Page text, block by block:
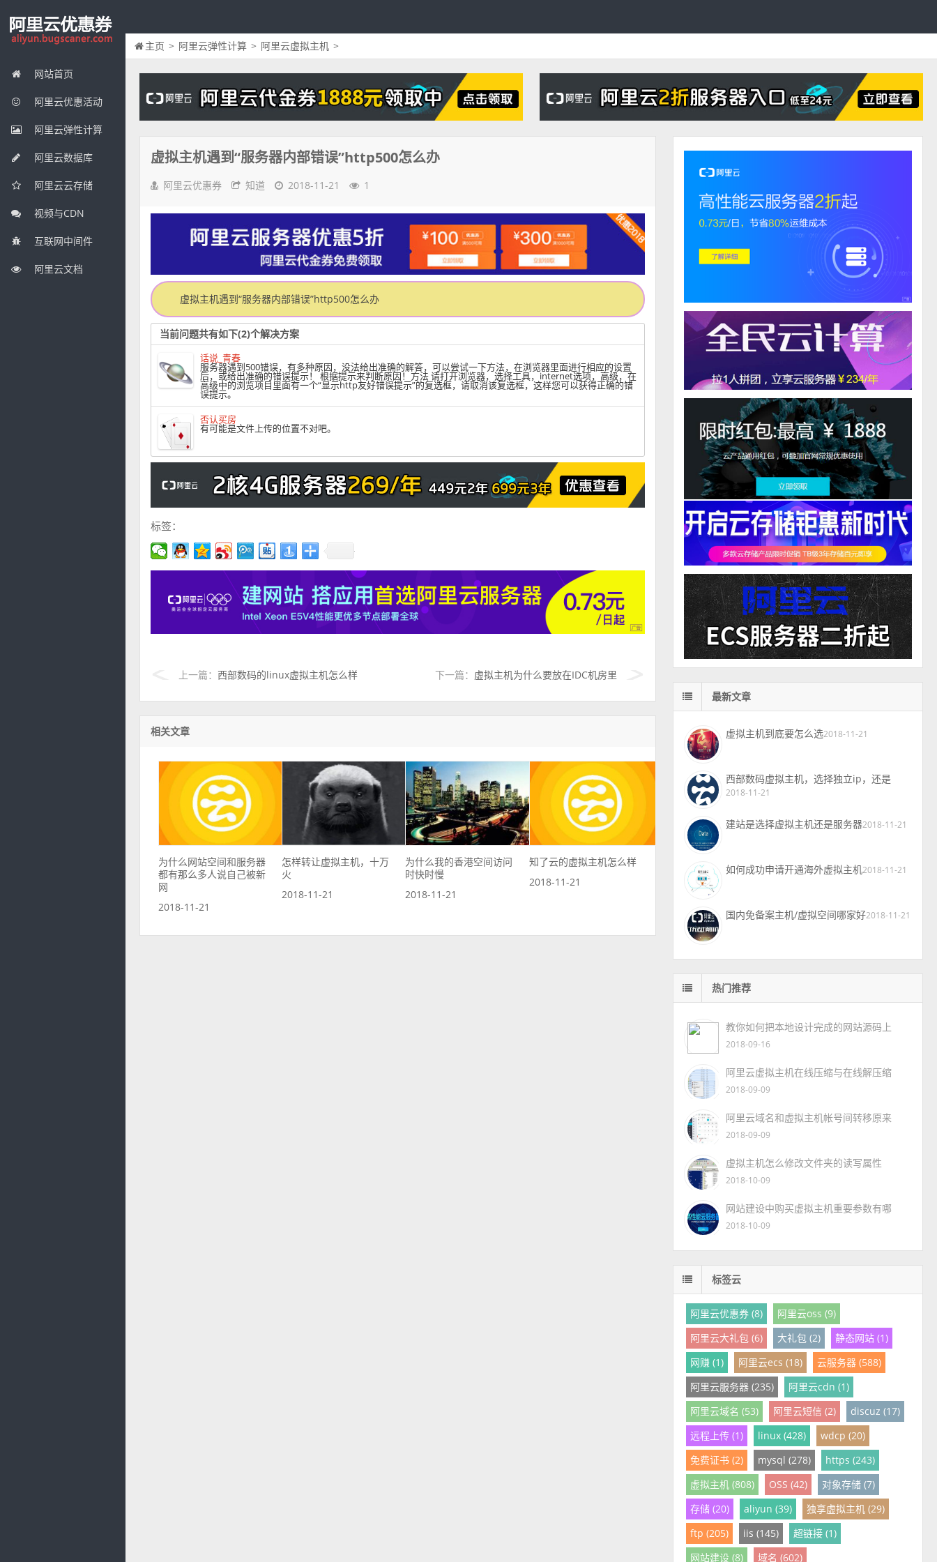
网站首页
阿里云优惠活动
阿里云弹性计算
阿里云数据库
阿里云云存储
视频与CDN
互联网中间件
阿里云文档
主页 > 阿里云弹性计算 > 阿里云虚拟主机 >
虚拟主机遇到“服务器内部错误”http500怎么办
阿里云优惠券 知道 2018-11-21 1
虚拟主机遇到“服务器内部错误”http500怎么办
当前问题共有如下(2)个解决方案
话说_青春
服务器遇到500错误，有多种原因，没法给出准确的解答，可以尝试一下方法，在浏览器里面进行相应的设置
后，或给出准确的错误提示！ 根据提示来判断原因！方法 请打开浏览器，选择工具，internet选项，高级，在
高级中的浏览项目里面有一个“显示http友好错误提示”的复选框，请取消该复选框，这样您可以获得正确的错
误提示。
否认买房
有可能是文件上传的位置不对吧。
标签：
上一篇： 西部数码的linux虚拟主机怎么样 下一篇： 虚拟主机为什么要放在IDC机房里
相关文章
为什么网站空间和服务器
都有那么多人说自己被新
网
2018-11-21
怎样转让虚拟主机，十万
火
2018-11-21
为什么我的香港空间访问
时快时慢
2018-11-21
知了云的虚拟主机怎么样
2018-11-21
最新文章
虚拟主机到底要怎么选2018-11-21
西部数码虚拟主机，选择独立ip，还是
2018-11-21
建站是选择虚拟主机还是服务器2018-11-21
如何成功申请开通海外虚拟主机2018-11-21
国内免备案主机/虚拟空间哪家好2018-11-21
热门推荐
教你如何把本地设计完成的网站源码上
2018-09-16
阿里云虚拟主机在线压缩与在线解压缩
2018-09-09
阿里云域名和虚拟主机帐号间转移原来
2018-09-09
虚拟主机怎么修改文件夹的读写属性
2018-10-09
网站建设中购买虚拟主机重要参数有哪
2018-10-09
标签云
阿里云优惠券 (8)
阿里云oss (9)
阿里云大礼包 (6)
大礼包 (2)
静态网站 (1)
网赚 (1)
阿里云ecs (18)
云服务器 (588)
阿里云服务器 (235)
阿里云cdn (1)
阿里云域名 (53)
阿里云短信 (2)
discuz (17)
远程上传 (1)
linux (428)
wdcp (20)
免费证书 (2)
mysql (278)
https (243)
虚拟主机 (808)
OSS (42)
对象存储 (7)
存储 (20)
aliyun (39)
独享虚拟主机 (29)
ftp (205)
iis (145)
超链接 (1)
网站建设 (8)
域名 (602)